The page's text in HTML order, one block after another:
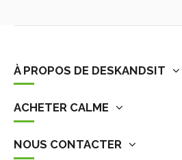
À PROPOS DE DESKANDSIT
ACHETER CALME
NOUS CONTACTER